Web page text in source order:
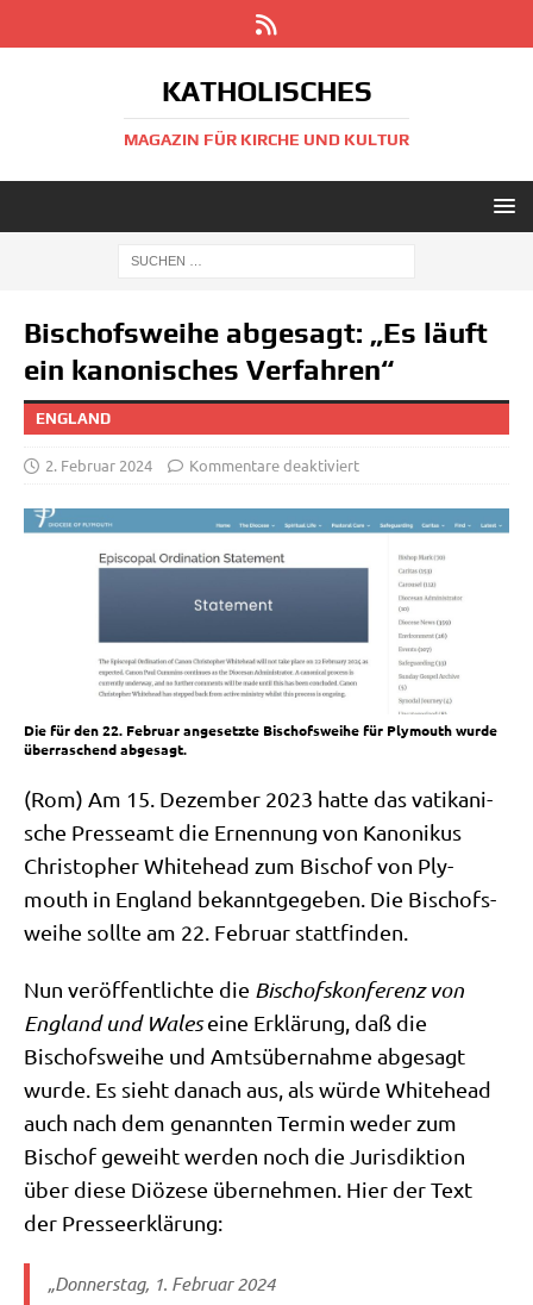
KATHOLISCHES
MAGAZIN FÜR KIRCHE UND KULTUR
Bischofsweihe abgesagt: „Es läuft
ein kanonisches Verfahren“
ENGLAND
2. Februar 2024 Kommentare deaktiviert
Die für den 22. Februar angesetzte Bischofsweihe für Plymouth wurde
überraschend abgesagt.
(Rom) Am 15. Dezem­ber 2023 hat­te das vati­ka­ni­
sche Pres­se­amt die Ernen­nung von Kano­ni­kus
Chri­sto­pher Whit­ehead zum Bischof von Ply­
mouth in Eng­land bekannt­ge­ge­ben. Die Bischofs­
wei­he soll­te am 22. Febru­ar stattfinden.
Nun ver­öf­fent­lich­te die Bischofs­kon­fe­renz von
Eng­land und Waleseine Erklä­rung, daß die
Bischofs­wei­he und Amts­über­nah­me abge­sagt
wur­de. Es sieht danach aus, als wür­de Whit­ehead
auch nach dem genann­ten Ter­min weder zum
Bischof geweiht wer­den noch die Juris­dik­ti­on
über die­se Diö­ze­se über­neh­men. Hier der Text
der Presseerklärung:
„Don­ners­tag, 1. Febru­ar 2024